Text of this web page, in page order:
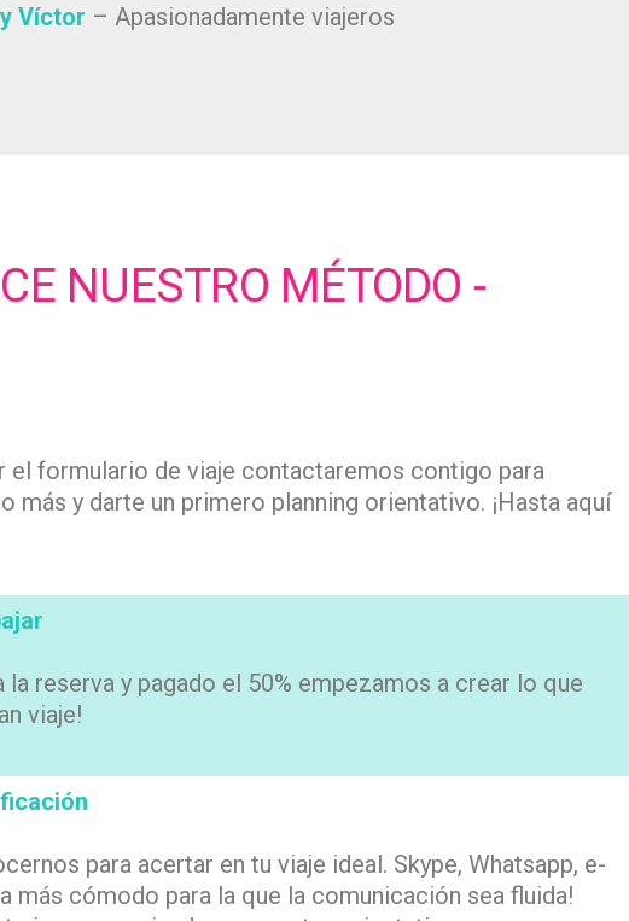
Víctor – Apasionadamente viajeros
NUESTRO MÉTODO -
el formulario de viaje contactaremos contigo para
más y darte un primero planning orientativo. ¡Hasta aquí
la reserva y pagado el 50% empezamos a crear lo que
viaje!
para acertar en tu viaje ideal. Skype, Whatsapp, e-
más cómodo para la que la comunicación sea fluida!